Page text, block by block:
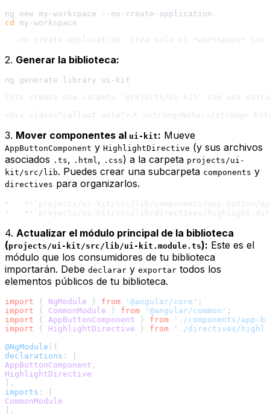
cd
2. Generar la biblioteca:
Esto creará una carpeta `projects/ui-kit` con una
3. Mover componentes al ui-kit: Mueve
AppButtonComponent y HighlightDirective (y sus archivos
asociados .ts, .html, .css) a la carpeta projects/ui-
kit/src/lib. Puedes crear una subcarpeta components y
directives para organizarlos.
*   **`projects/ui-kit/src/lib/components/app-button/
4. Actualizar el módulo principal de la biblioteca
(projects/ui-kit/src/lib/ui-kit.module.ts): Este es el
módulo que los consumidores de tu biblioteca
importarán. Debe declarar y exportar todos los
elementos públicos de tu biblioteca.
import { NgModule } from '@angular/core'
import { CommonModule } from '@angular/common'
import { AppButtonComponent } from
'./components/app-
import { HighlightDirective } from
'./directives/
@NgModule
declarations
AppButtonComponent
HighlightDirective
imports
CommonModule